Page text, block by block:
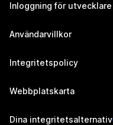
Inloggning för utvecklare
Användarvillkor
Integritetspolicy
Webbplatskarta
Dina integritetsalternativ